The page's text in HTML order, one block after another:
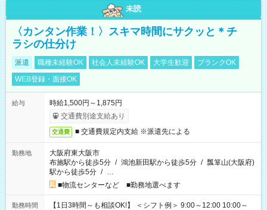
未読
〈カンタン作業！〉スキマ時間にサクッと＊チ
ラシの仕分け
派遣 職種未経験OK 社会人未経験OK 大学生歓迎
ブランクOK
WEB登録・面接OK
給与
時給1,500円～1,875円
交通費別途支給あり
交通費 ■ 交通費規定内支給 ※派遣先による
勤務地
大阪府東大阪市
布施駅から徒歩5分 / 鴻池新田駅から徒歩5分 / 瓢箪山(大阪府)
駅から徒歩5分 / …
■物流センターなど ■勤務地選べます
勤務時間
【1日3時間～も相談OK!】 ＜シフト例＞ 9:00～12:00 10:00～